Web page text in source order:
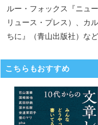
ルー・フォックス『ニュ
リュース・プレス）、カ
ちに』（青山出版社）など
こちらもおすすめ